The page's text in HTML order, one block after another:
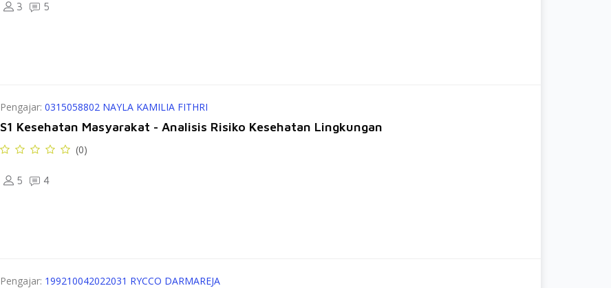
3 5
Pengajar:0315058802 NAYLA KAMILIA FITHRI
S1 Kesehatan Masyarakat - Analisis Risiko Kesehatan Lingkungan
(0)
5 4
Pengajar: 199210042022031 RYCCO DARMAREJA